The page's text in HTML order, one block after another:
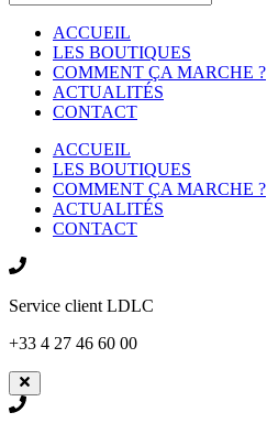
ACCUEIL
LES BOUTIQUES
COMMENT ÇA MARCHE ?
ACTUALITÉS
CONTACT
ACCUEIL
LES BOUTIQUES
COMMENT ÇA MARCHE ?
ACTUALITÉS
CONTACT
Service client LDLC
+33 4 27 46 60 00